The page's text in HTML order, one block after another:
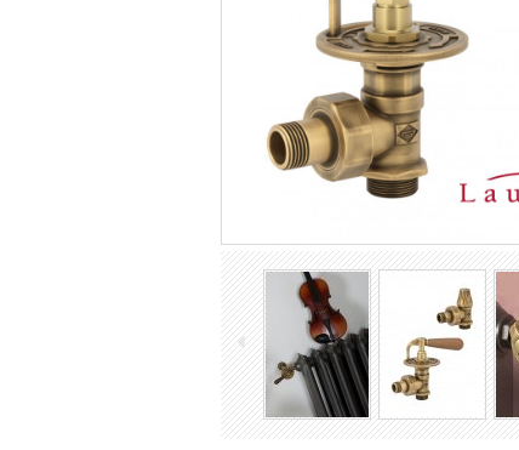
Gietijzeren radiatoren
Industriële Spiraalradiatoren
Ledenradiatoren